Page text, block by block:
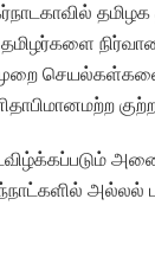
அல்லல்